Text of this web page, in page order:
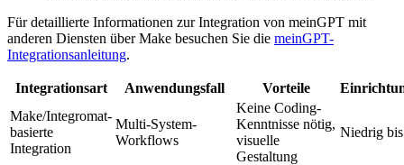
Für detaillierte Informationen zur Integration von meinGPT mit
anderen Diensten über Make besuchen Sie die meinGPT-
Integrationsanleitung.
Integrationsart Anwendungsfall Vorteile
Make/Integromat-
basierte
Integration
Multi-System-
Workflows
Keine Coding-
Kenntnisse nötig,
visuelle
Gestaltung
Niedrig